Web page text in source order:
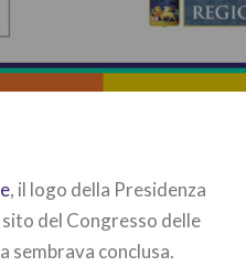
, il logo della Presidenza
del Congresso delle
sembrava conclusa.